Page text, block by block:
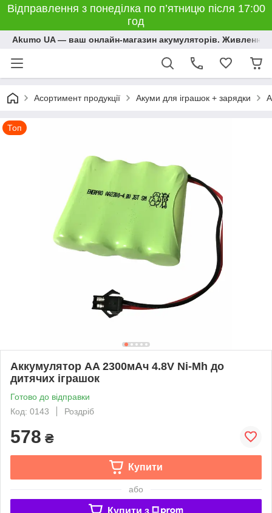
Відправлення з понеділка по п’ятницю після 17:00
год
Akumo UA — ваш онлайн-магазин акумуляторів. Живлення,
Асортимент продукції Акуми для іграшок + зарядки
Топ
Аккумулятор AA 2300мАч 4.8V Ni-Mh до
дитячих іграшок
Готово до відправки
Код: 0143
Роздріб
578 ₴
Купити
або
Купити з